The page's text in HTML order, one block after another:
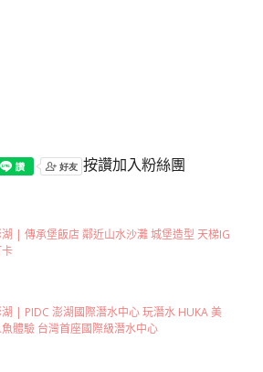
按讚加入粉絲團
| 傳承堡飯店 鄰近山水沙灘 城堡造型 天梯IG
| PIDC 澎湖國際潛水中心 玩潛水 HUKA 美
體驗 台灣首座國際級潛水中心